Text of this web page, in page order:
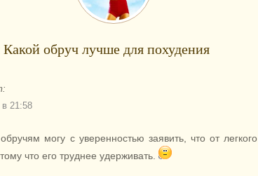
обруч лучше для похудения
21:58
могу с уверенностью заявить, что от легкого
что его труднее удерживать.